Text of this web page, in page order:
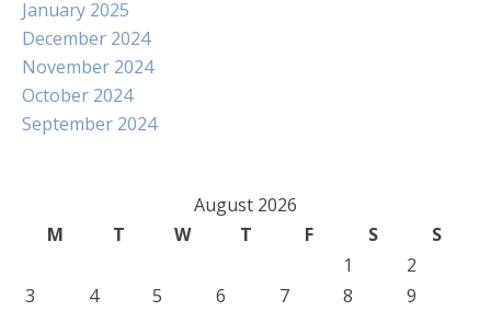
January 2025
December 2024
November 2024
October 2024
September 2024
August 2026
M
T W T F S
S
1
2
3
4 5 6 7 8
9